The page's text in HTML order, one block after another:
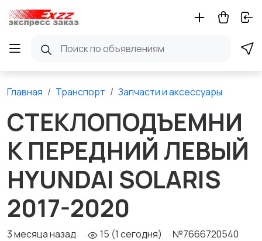
Главная Транспорт Запчасти и аксессуары
СТЕКЛОПОДЪЕМНИ
К ПЕРЕДНИЙ ЛЕВЫЙ
HYUNDAI SOLARIS
2017-2020
3 месяца назад 15 (1 сегодня) №7666720540